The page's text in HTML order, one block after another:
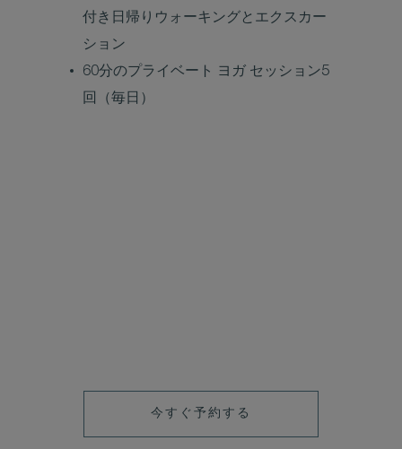
付き日帰りウォーキングとエクスカー
ション
60分のプライベート ヨガ セッション5
回（毎日）
今
す
今すぐ予約する